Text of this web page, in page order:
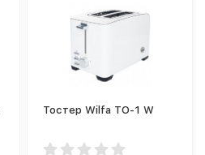
Тостер Wilfa TO-1 W